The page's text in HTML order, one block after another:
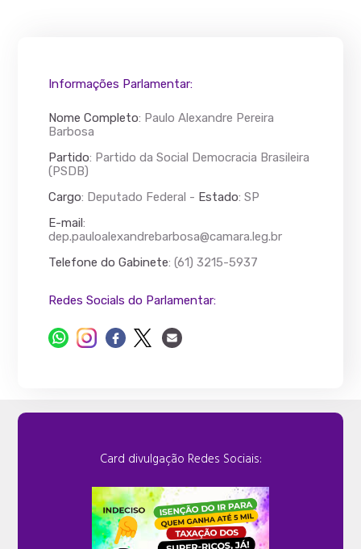
Informações Parlamentar:
Nome Completo: Paulo Alexandre Pereira
Barbosa
Partido: Partido da Social Democracia Brasileira
(PSDB)
Cargo: Deputado Federal - Estado: SP
E-mail:
dep.pauloalexandrebarbosa@camara.leg.br
Telefone do Gabinete: (61) 3215-5937
Redes Socials do Parlamentar:
Card divulgação Redes Sociais: